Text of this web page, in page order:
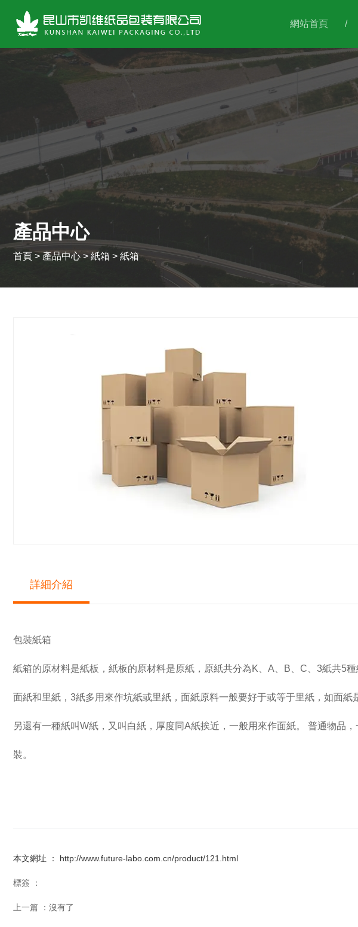
網站首頁 /
產品中心
首頁 >產品中心 > 紙箱 > 紙箱
詳細介紹
包裝紙箱
紙箱的原材料是紙板，紙板的原材料是原紙，原紙共分為K、A、B、C、3紙共5
面紙和里紙，3紙多用來作坑紙或里紙，面紙原料一般要好于或等于里紙，如面
另還有一種紙叫W紙，又叫白紙，厚度同A紙挨近，一般用來作面紙。 普通物品
裝。
本文網址 ： http://www.future-labo.com.cn/product/121.html
標簽 ：
上一篇 ： 沒有了